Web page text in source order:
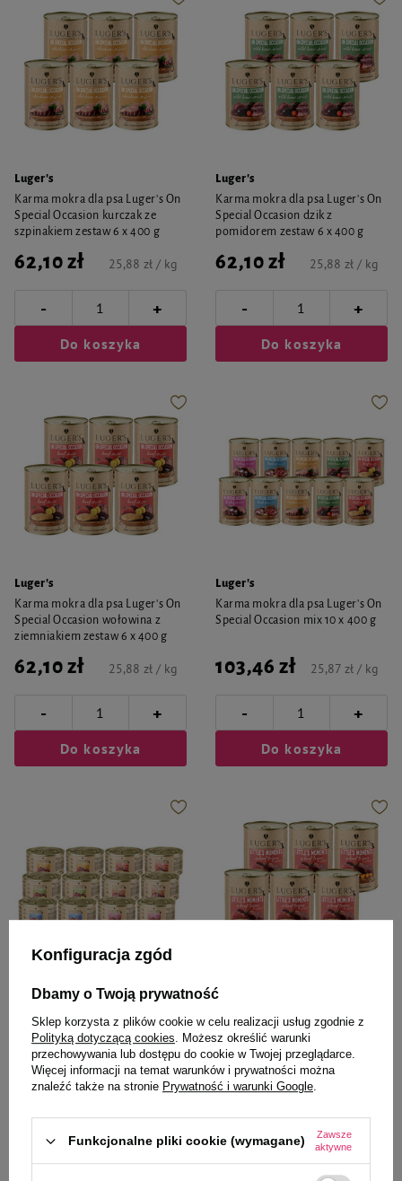
Luger's
Karma mokra dla psa Luger's On
Special Occasion kurczak ze
szpinakiem zestaw 6 x 400 g
62,10 zł 25,88 zł / kg
- +
Do koszyka
Luger's
Karma mokra dla psa Luger's On
Special Occasion dzik z
pomidorem zestaw 6 x 400 g
62,10 zł 25,88 zł / kg
- +
Do koszyka
Luger's
Karma mokra dla psa Luger's On
Special Occasion wołowina z
ziemniakiem zestaw 6 x 400 g
62,10 zł 25,88 zł / kg
- +
Do koszyka
Luger's
Karma mokra dla psa Luger's On
Special Occasion mix 10 x 400 g
103,46 zł 25,87 zł / kg
- +
Do koszyka
Luger's
ras Luger's Little's Moments mix
12 x 185 g
60,08 zł 27,06 zł / kg
- +
Do koszyka
Luger's
ras Luger's Little's Moments z
żołądkami wołowymi i dynią
zestaw 6 x 400 g
33,78 zł 14,08 zł / kg
-
Do koszyka
Konfiguracja zgód
Dbamy o Twoją prywatność
Sklep korzysta z plików cookie w celu realizacji usług zgodnie z
Polityką dotyczącą cookies. Możesz określić warunki
przechowywania lub dostępu do cookie w Twojej przeglądarce.
Więcej informacji na temat warunków i prywatności można
znaleźć także na stronie Prywatność i warunki Google.
Funkcjonalne pliki cookie (wymagane)
Zawsze
aktywne